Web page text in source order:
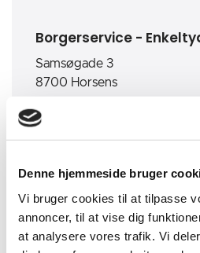
Denne hjemmeside bruger
Vi bruger cookies til at tilpasse
annoncer, til at vise dig
at analysere vores trafik. Vi
Borgerservice -
Samsøgade 3
8700 Horsens
Åbningstider:
Fredag: 10.00 - 13.00
Telefon: Telefonen har
Tlf.: 76292123